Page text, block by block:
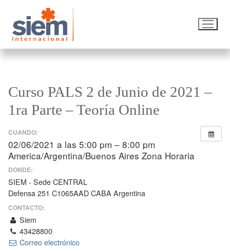
Curso PALS 2 de Junio de 2021 –
1ra Parte – Teoría Online
CUANDO:
02/06/2021 a las 5:00 pm – 8:00 pm
America/Argentina/Buenos Aires Zona Horaria
DONDE:
SIEM - Sede CENTRAL
Defensa 251 C1065AAD CABA Argentina
CONTACTO:
Siem
43428800
Correo electrónico